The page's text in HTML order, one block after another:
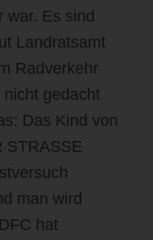
war. Es sind
Landratsamt
Radverkehr
gedacht
Das Kind von
STRASSE
man wird
hat